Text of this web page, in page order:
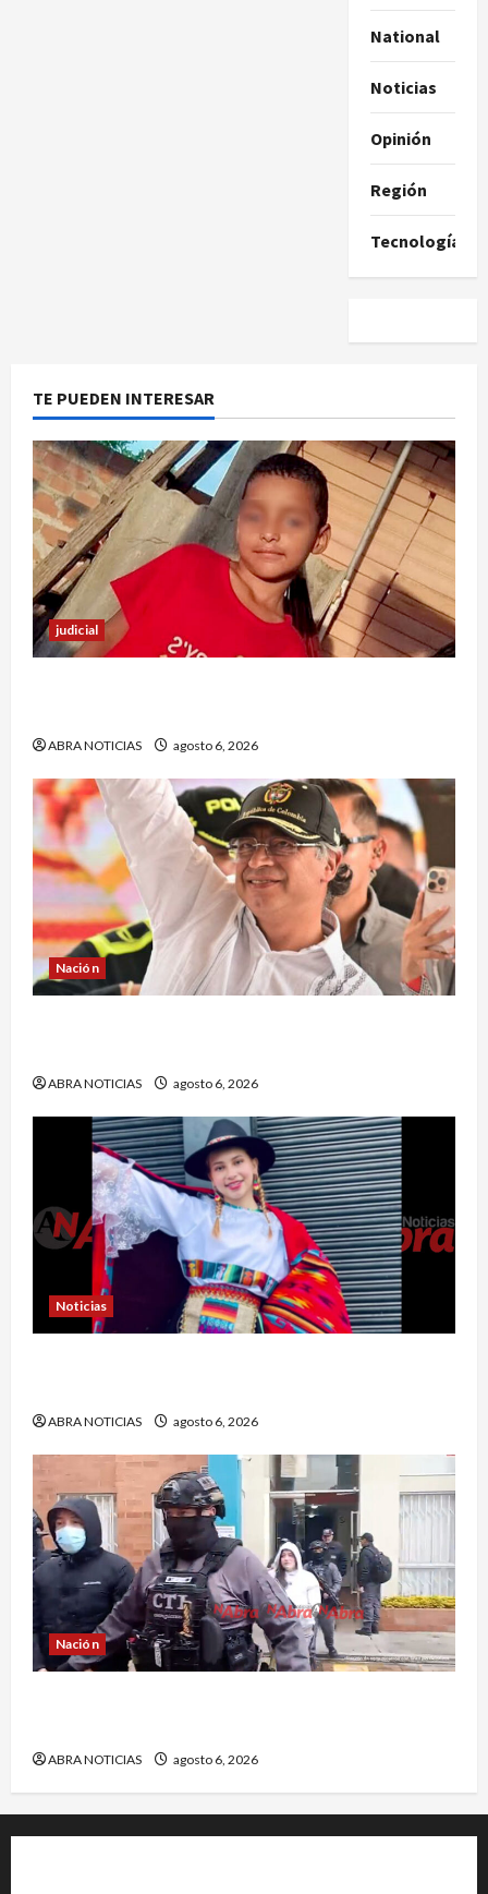
National
Noticias
Opinión
Región
Tecnología
TE PUEDEN INTERESAR
judicial
ABRA NOTICIAS agosto 6, 2026
Nación
ABRA NOTICIAS agosto 6, 2026
Noticias
ABRA NOTICIAS agosto 6, 2026
Nación
ABRA NOTICIAS agosto 6, 2026